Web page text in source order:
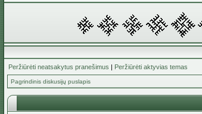
Peržiūrėti neatsakytus pranešimus | Peržiūrėti aktyvias temas
Pagrindinis diskusijų puslapis